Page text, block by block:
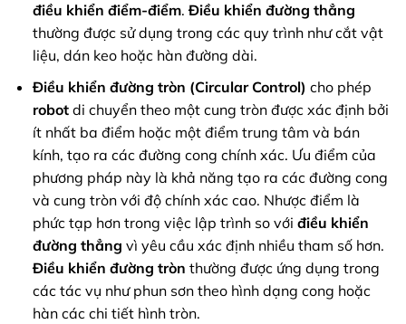
điều khiển điểm-điểm.Điều khiển đường thẳng
thường được sử dụng trong các quy trình như cắt vật
liệu, dán keo hoặc hàn đường dài.
Điều khiển đường tròn (Circular Control) cho phép
robotdi chuyển theo một cung tròn được xác định bởi
ít nhất ba điểm hoặc một điểm trung tâm và bán
kính, tạo ra các đường cong chính xác. Ưu điểm của
phương pháp này là khả năng tạo ra các đường cong
và cung tròn với độ chính xác cao. Nhược điểm là
phức tạp hơn trong việc lập trình so với điều khiển
đường thẳng vì yêu cầu xác định nhiều tham số hơn.
Điều khiển đường tròn thường được ứng dụng trong
các tác vụ như phun sơn theo hình dạng cong hoặc
hàn các chi tiết hình tròn.